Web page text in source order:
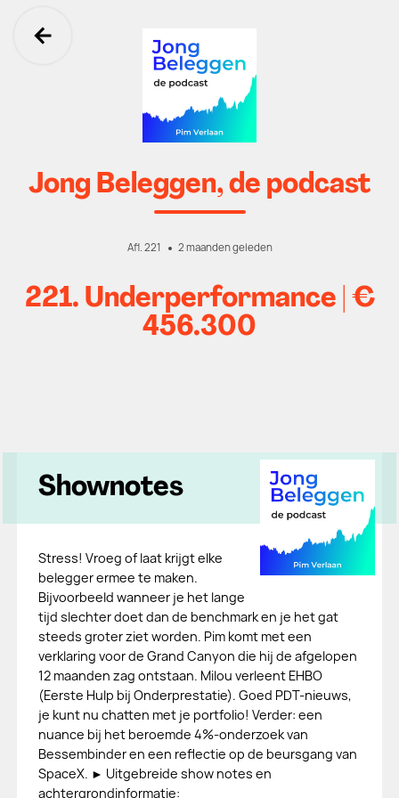
Ga terug
Jong Beleggen, de podcast
Afl. 221 2 maanden geleden
221. Underperformance | €
456.300
Shownotes
Stress! Vroeg of laat krijgt elke
belegger ermee te maken.
Bijvoorbeeld wanneer je het lange
tijd slechter doet dan de benchmark en je het gat
steeds groter ziet worden. Pim komt met een
verklaring voor de Grand Canyon die hij de afgelopen
12 maanden zag ontstaan. Milou verleent EHBO
(Eerste Hulp bij Onderprestatie). Goed PDT-nieuws,
je kunt nu chatten met je portfolio! Verder: een
nuance bij het beroemde 4%-onderzoek van
Bessembinder en een reflectie op de beursgang van
SpaceX. ► Uitgebreide show notes en
achtergrondinformatie: